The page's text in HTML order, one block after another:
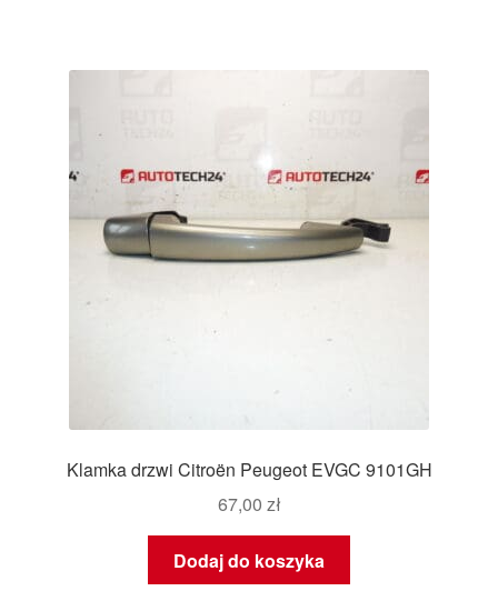
Klamka drzwi Citroën Peugeot EVGC 9101GH
67,00 zł
Dodaj do koszyka